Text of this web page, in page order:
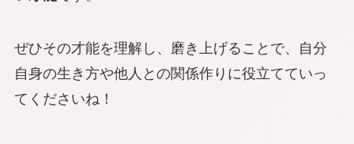
ぜひその才能を理解し、磨き上げることで、自分
自身の生き方や他人との関係作りに役立てていっ
てくださいね！